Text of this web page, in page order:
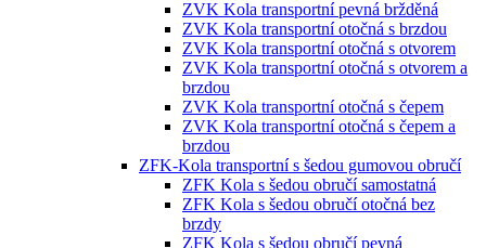
ZVK Kola transportní pevná bržděná
ZVK Kola transportní otočná s brzdou
ZVK Kola transportní otočná s otvorem
ZVK Kola transportní otočná s otvorem a
brzdou
ZVK Kola transportní otočná s čepem
ZVK Kola transportní otočná s čepem a
brzdou
ZFK-Kola transportní s šedou gumovou obručí
ZFK Kola s šedou obručí samostatná
ZFK Kola s šedou obručí otočná bez
brzdy
ZFK Kola s šedou obručí pevná